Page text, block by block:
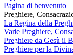
Pagina di benvenuto
Preghiere,
La Regina della
Varie Preghiere,
Preghiere da Gesù il
Preghiere per la